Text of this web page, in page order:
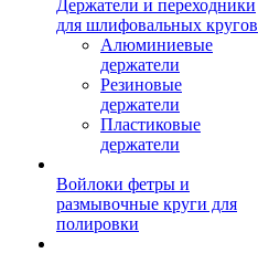
Держатели и переходники
для шлифовальных кругов
Алюминиевые
держатели
Резиновые
держатели
Пластиковые
держатели
Войлоки фетры и
размывочные круги для
полировки